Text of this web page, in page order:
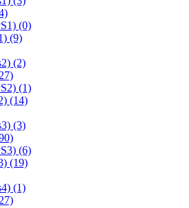
(0)
(9)
(2)
(1)
(14)
(3)
(6)
(19)
(1)